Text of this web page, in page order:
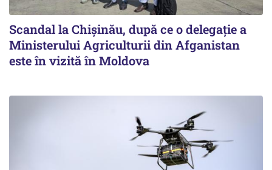
Scandal la Chișinău, după ce o delegație a
Ministerului Agriculturii din Afganistan
este în vizită în Moldova